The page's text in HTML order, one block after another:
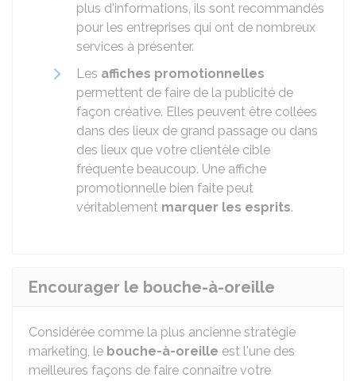
plus d'informations, ils sont recommandés
pour les entreprises qui ont de nombreux
services à présenter.
Les affiches promotionnelles
permettent de faire de la publicité de
façon créative. Elles peuvent être collées
dans des lieux de grand passage ou dans
des lieux que votre clientèle cible
fréquente beaucoup. Une affiche
promotionnelle bien faite peut
véritablement marquer les esprits.
Encourager le bouche-à-oreille
Considérée comme la plus ancienne stratégie
marketing, le bouche-à-oreille est l'une des
meilleures façons de faire connaître votre